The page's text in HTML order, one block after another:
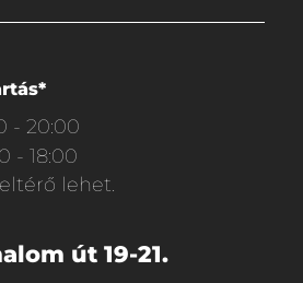
- 20:00
- 18:00
lehet.
út 19-21.